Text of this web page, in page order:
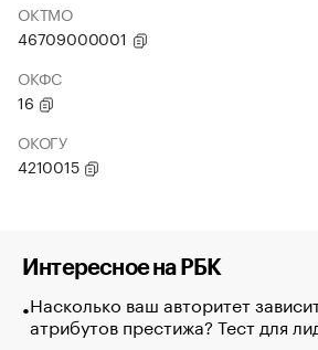
ОКТМО
46709000001
ОКФС
16
ОКОГУ
4210015
Интересное на РБК
Насколько ваш авторитет
атрибутов престижа? Тест для